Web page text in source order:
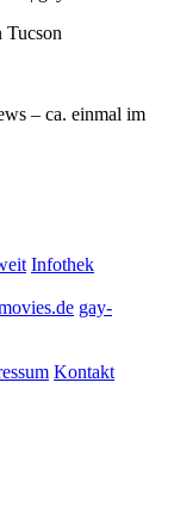
Tucson
– ca. einmal im
Infothek
gay-
Kontakt